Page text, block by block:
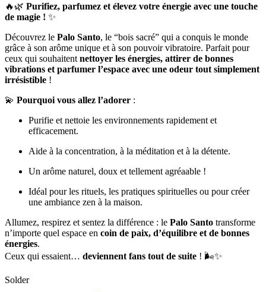
🔥🌿 Purifiez, parfumez et élevez votre énergie avec une touche
de magie ! ✨
Découvrez le Palo Santo, le “bois sacré” qui a conquis le monde
grâce à son arôme unique et à son pouvoir vibratoire. Parfait pour
ceux qui souhaitent nettoyer les énergies, attirer de bonnes
vibrations et parfumer l’espace avec une odeur tout simplement
irrésistible !
💫 Pourquoi vous allez l’adorer :
Purifie et nettoie les environnements rapidement et
efficacement.
Aide à la concentration, à la méditation et à la détente.
Un arôme naturel, doux et tellement agréaable !
Idéal pour les rituels, les pratiques spirituelles ou pour créer
une ambiance zen à la maison.
Allumez, respirez et sentez la différence : le Palo Santo transforme
n’importe quel espace en coin de paix, d’équilibre et de bonnes
énergies.
Ceux qui essaient… deviennent fans tout de suite ! 🌬️✨
Solder